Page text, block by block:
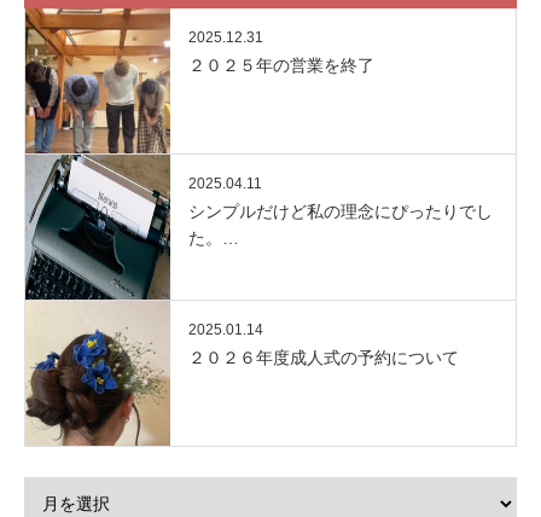
2025.12.31
２０２５年の営業を終了
2025.04.11
シンプルだけど私の理念にぴったりでし
た。…
2025.01.14
２０２６年度成人式の予約について